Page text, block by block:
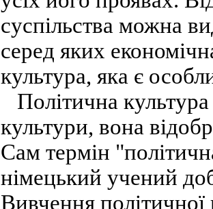
суспільства можна
серед яких
культура, яка є
Політична
культури, вона
Сам термін
німецький учений
Вивчення політичної